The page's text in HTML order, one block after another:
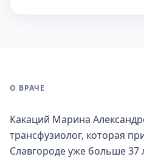
О ВРАЧЕ
Какаций Марина
трансфузиолог, которая
Славгороде уже больше 37